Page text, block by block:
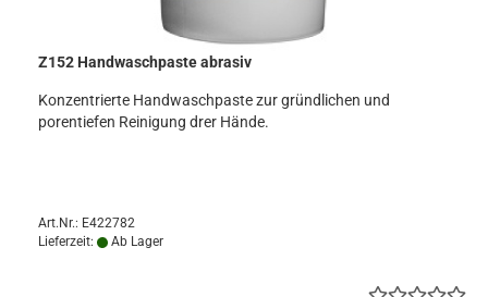
Z152 Handwaschpaste abrasiv
Konzentrierte Handwaschpaste zur gründlichen und
porentiefen Reinigung drer Hände.
Art.Nr.: E422782
Lieferzeit:
Ab Lager